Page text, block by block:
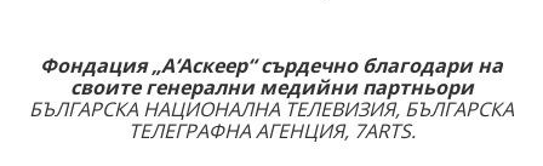
Фондация „А‘Аскеер“ сърдечно благодари на
своите генерални медийни партньори
БЪЛГАРСКА НАЦИОНАЛНА ТЕЛЕВИЗИЯ, БЪЛГАРСКА
ТЕЛЕГРАФНА АГЕНЦИЯ, 7ARTS.